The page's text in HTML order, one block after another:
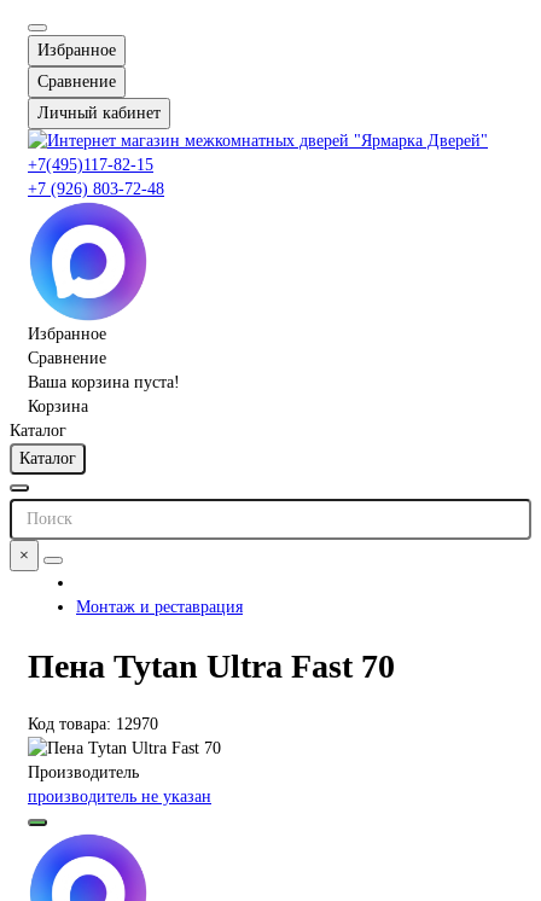
Избранное
Сравнение
Личный кабинет
+7(495)117-82-15
+7 (926) 803-72-48
Избранное
Сравнение
Ваша корзина пуста!
Корзина
Каталог
Каталог
×
Монтаж и реставрация
Пена Tytan Ultra Fast 70
Код товара: 12970
Производитель
производитель не указан